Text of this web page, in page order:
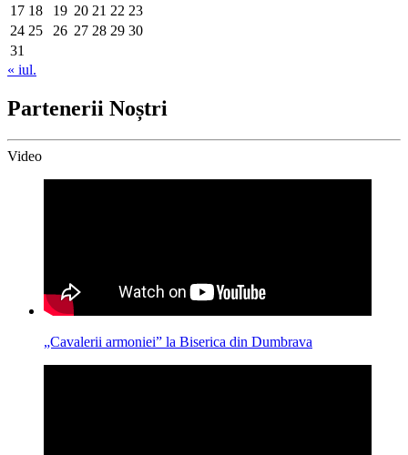
17 18 19 20 21 22 23
24 25 26 27 28 29 30
31
« iul.
Partenerii Noștri
Video
„Cavalerii armoniei” la Biserica din Dumbrava